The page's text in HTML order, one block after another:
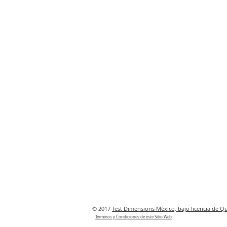
© 2017 Test Dimensions México, bajo licencia de
Términos y Condiciones de este Sitio Web